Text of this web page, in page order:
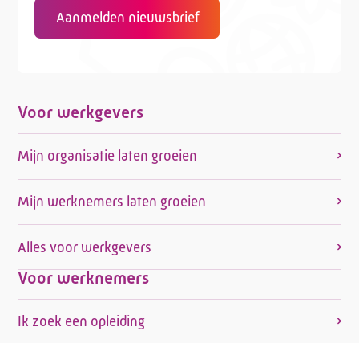
Aanmelden nieuwsbrief
Voor werkgevers
Mijn organisatie laten groeien
Mijn werknemers laten groeien
Alles voor werkgevers
Voor werknemers
Ik zoek een opleiding